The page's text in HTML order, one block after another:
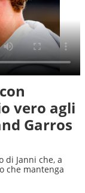
vero agli
Garros
Janni che, a
che mantenga